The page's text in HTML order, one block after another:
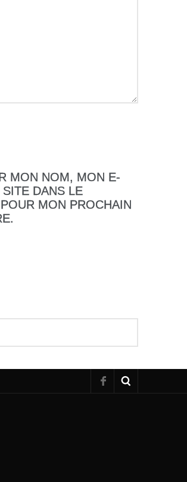
MON NOM, MON E-
DANS LE
MON PROCHAIN